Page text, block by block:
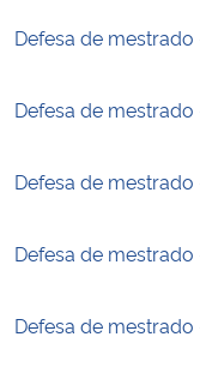
Defesa de mestrado
Defesa de
Defesa de mestrado
Defesa de
Defesa de mestrado